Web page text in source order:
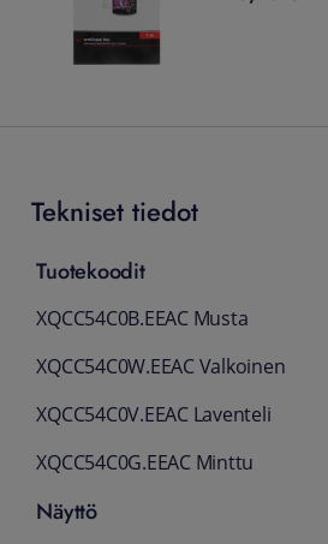
Tekniset tiedot
Tuotekoodit
XQCC54C0B.EEAC Musta
XQCC54C0W.EEAC Valkoinen
XQCC54C0V.EEAC Laventeli
XQCC54C0G.EEAC Minttu
Näyttö